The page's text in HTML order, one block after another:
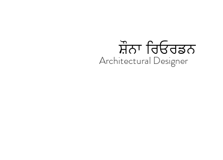
ਸ਼ੌਨਾ ਰਿਓਰਡਨ
Architectural Designer